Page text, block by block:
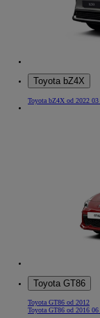
Toyota bZ4X
Toyota bZ4X od 2022 03
Toyota GT86
Toyota GT86 od 2012
Toyota GT86 od 2016 06